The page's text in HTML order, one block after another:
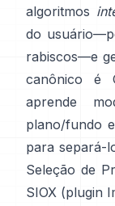
algoritmos
do
rabiscos—e
canônico é
aprende
plano/fundo
para separá-
Seleção de
SIOX (plugin